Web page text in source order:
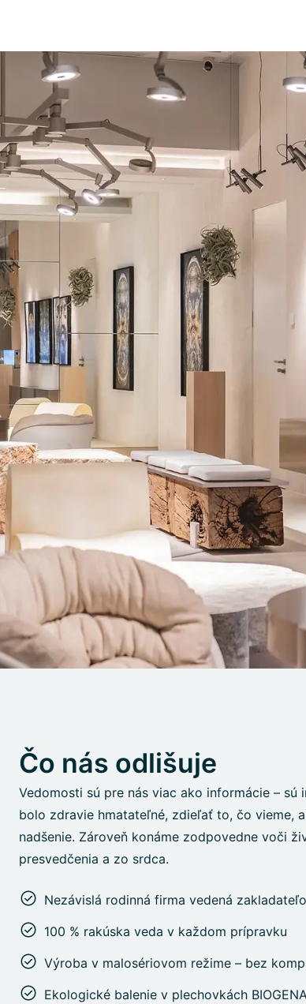
Čo nás odlišuje
Vedomosti sú pre nás viac ako informácie – sú
bolo zdravie hmatateľné, zdieľať to, čo vieme,
nadšenie. Zároveň konáme zodpovedne voči
presvedčenia a zo srdca.
Nezávislá rodinná firma vedená
100 % rakúska veda v každom prípravku
Výroba v malosériovom režime – bez
Ekologické balenie v plechovkách